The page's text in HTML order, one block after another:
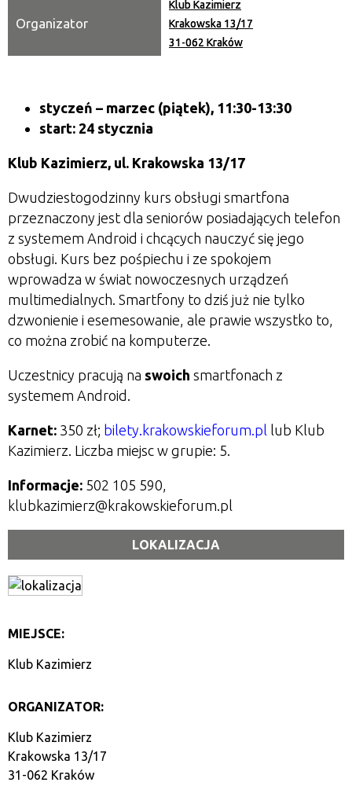
Organizator
Klub Kazimierz
Krakowska 13/17
31-062 Kraków
styczeń – marzec (piątek), 11:30-13:30
start: 24 stycznia
Klub Kazimierz, ul. Krakowska 13/17
Dwudziestogodzinny kurs obsługi smartfona
przeznaczony jest dla seniorów posiadających telefon
z systemem Android i chcących nauczyć się jego
obsługi. Kurs bez pośpiechu i ze spokojem
wprowadza w świat nowoczesnych urządzeń
multimedialnych. Smartfony to dziś już nie tylko
dzwonienie i esemesowanie, ale prawie wszystko to,
co można zrobić na komputerze.
Uczestnicy pracują na swoich smartfonach z
systemem Android.
Karnet: 350 zł; bilety.krakowskieforum.pl lub Klub
Kazimierz. Liczba miejsc w grupie: 5.
Informacje: 502 105 590,
klubkazimierz@krakowskieforum.pl
LOKALIZACJA
MIEJSCE:
Klub Kazimierz
ORGANIZATOR:
Klub Kazimierz
Krakowska 13/17
31-062 Kraków